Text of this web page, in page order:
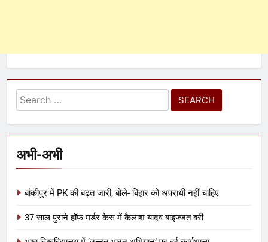
अभी-अभी
बांकीपुर में PK की बढ़त जारी, बोले- बिहार को अपराधी नहीं चाहिए
37 साल पुराने हॉफ मर्डर केस में कैलाश यादव बाइज्जत बरी